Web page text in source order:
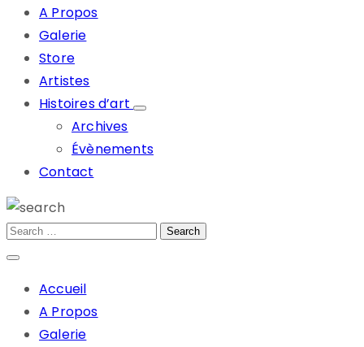
A Propos
Galerie
Store
Artistes
Histoires d’art
Archives
Évènements
Contact
Accueil
A Propos
Galerie